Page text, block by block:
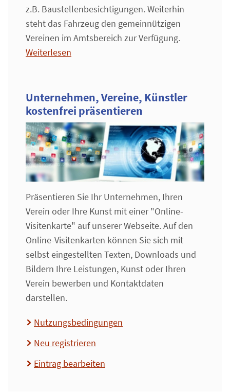
z.B. Baustellenbesichtigungen. Weiterhin
steht das Fahrzeug den gemeinnützigen
Vereinen im Amtsbereich zur Verfügung.
Weiterlesen
Unternehmen, Vereine, Künstler
kostenfrei präsentieren
Präsentieren Sie Ihr Unternehmen, Ihren
Verein oder Ihre Kunst mit einer "Online-
Visitenkarte" auf unserer Webseite. Auf den
Online-Visitenkarten können Sie sich mit
selbst eingestellten Texten, Downloads und
Bildern Ihre Leistungen, Kunst oder Ihren
Verein bewerben und Kontaktdaten
darstellen.
Nutzungsbedingungen
Neu registrieren
Eintrag bearbeiten